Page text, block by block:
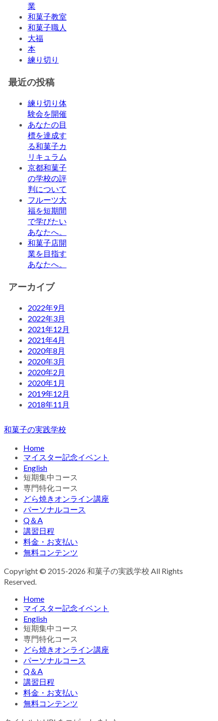
業
和菓子教室
和菓子職人
大福
本
練り切り
最近の投稿
練り切り体
験会を開催
あなたの目
標を達成す
る和菓子カ
リキュラム
京都和菓子
の学校の評
判について
フルーツ大
福を短期間
で学びたい
あなたへ。
和菓子店開
業を目指す
あなたへ。
アーカイブ
2022年9月
2022年3月
2021年12月
2021年4月
2020年8月
2020年3月
2020年2月
2020年1月
2019年12月
2018年11月
和菓子の実践学校
Home
マイスター記念イベント
English
短期集中コース
専門特化コース
どら焼きオンライン講座
パーソナルコース
Q＆A
講習日程
料金・お支払い
無料コンテンツ
Copyright © 2015-2026 和菓子の実践学校 All Rights
Reserved.
Home
マイスター記念イベント
English
短期集中コース
専門特化コース
どら焼きオンライン講座
パーソナルコース
Q＆A
講習日程
料金・お支払い
無料コンテンツ